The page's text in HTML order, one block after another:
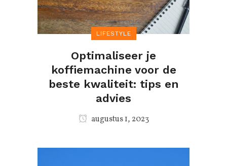
LIFESTYLE
Optimaliseer je
koffiemachine voor de
beste kwaliteit: tips en
advies
augustus 1, 2023